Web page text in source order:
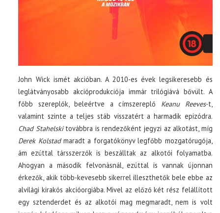
John Wick ismét akcióban. A 2010-es évek legsikeresebb és
leglátványosabb akcióprodukciója immár trilógiává bővült. A
főbb szereplők, beleértve a címszereplő Keanu Reeves-t,
valamint szinte a teljes stáb visszatért a harmadik epizódra.
Chad Stahelskitovábbra is rendezőként jegyzi az alkotást, míg
Derek Kolstadmaradt a forgatókönyv legfőbb mozgatórugója,
ám ezúttal társszerzők is beszálltak az alkotói folyamatba.
Ahogyan a második felvonásnál, ezúttal is vannak újonnan
érkezők, akik több-kevesebb sikerrel illeszthetők bele ebbe az
alvilági kirakós akcióorgiába. Mivel az előző két rész felállított
egy sztenderdet és az alkotói mag megmaradt, nem is volt